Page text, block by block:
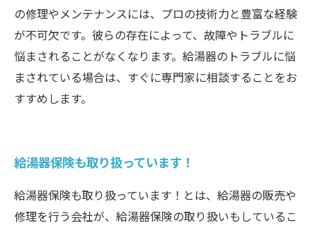
の修理やメンテナンスには、プロの技術力と豊富な経験
が不可欠です。彼らの存在によって、故障やトラブルに
悩まされることがなくなります。給湯器のトラブルに悩
まされている場合は、すぐに専門家に相談することをお
すすめします。
給湯器保険も取り扱っています！
給湯器保険も取り扱っています！とは、給湯器の販売や
修理を行う会社が、給湯器保険の取り扱いもしているこ